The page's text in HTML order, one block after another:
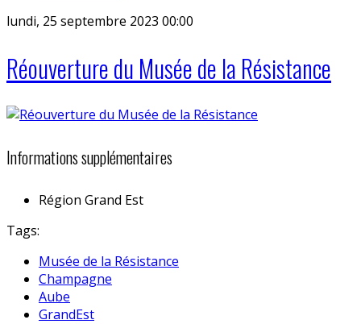
lundi, 25 septembre 2023 00:00
Réouverture du Musée de la Résistance
Informations supplémentaires
Région Grand Est
Tags:
Musée de la Résistance
Champagne
Aube
GrandEst